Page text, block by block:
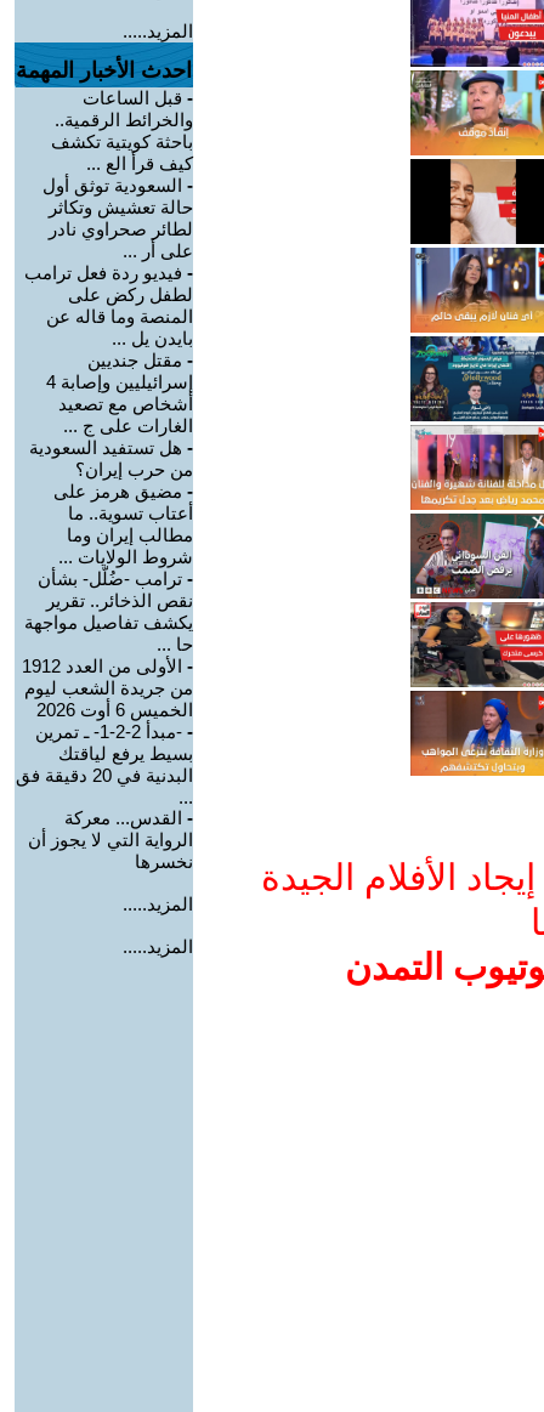
الأفلام الجيدة
التمدن
المزيد.....
احدث الأخبار المهمة
- قبل الساعات
والخرائط الرقمية..
باحثة كويتية تكشف
كيف قرأ الع ...
- السعودية توثق أول
حالة تعشيش وتكاثر
لطائر صحراوي نادر
على أر ...
- فيديو ردة فعل ترامب
لطفل ركض على
المنصة وما قاله عن
بايدن يل ...
- مقتل جنديين
إسرائيليين وإصابة 4
أشخاص مع تصعيد
الغارات على ج ...
- هل تستفيد السعودية
من حرب إيران؟
- مضيق هرمز على
أعتاب تسوية.. ما
مطالب إيران وما
شروط الولايات ...
- ترامب -ضُلّل- بشأن
نقص الذخائر.. تقرير
يكشف تفاصيل مواجهة
حا ...
-
الأولى من العدد 1912
من جريدة الشعب ليوم
الخميس 6 أوت 2026
-
-مبدأ 2-2-1- ـ تمرين
بسيط يرفع لياقتك
البدنية في 20 دقيقة فق
...
- القدس... معركة
الرواية التي لا يجوز أن
نخسرها
المزيد.....
المزيد.....